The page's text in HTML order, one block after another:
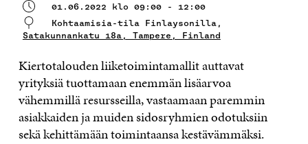
01.06.2022 klo 09:00 - 12:00
Kohtaamisia-tila Finlaysonilla,
Satakunnankatu 18a, Tampere, Finland
Kiertotalouden liiketoimintamallit auttavat
yrityksiä tuottamaan enemmän lisäarvoa
vähemmillä resursseilla, vastaamaan paremmin
asiakkaiden ja muiden sidosryhmien odotuksiin
sekä kehittämään toimintaansa kestävämmäksi.